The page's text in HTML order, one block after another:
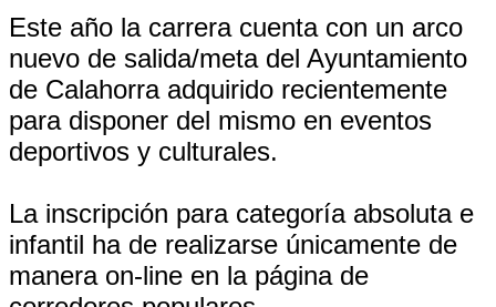
Este año la carrera cuenta con un arco
nuevo de salida/meta del Ayuntamiento
de Calahorra adquirido recientemente
para disponer del mismo en eventos
deportivos y culturales.
La inscripción para categoría absoluta e
infantil ha de realizarse únicamente de
manera on-line en la página de